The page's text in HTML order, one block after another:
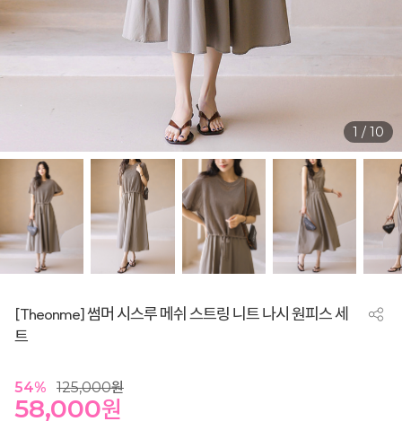
1 / 10
[Theonme] 썸머 시스루 메쉬 스트링 니트 나시 원피스 세
트
54% 125,000원
58,000원